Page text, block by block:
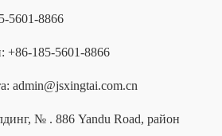
5601-8866
+86-185-5601-8866
admin@jsxingtai.com.cn
№ . 886 Yandu Road, район